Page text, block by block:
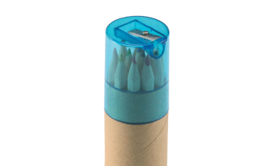
Minimale afname: 1